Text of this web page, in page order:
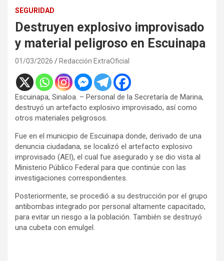
SEGURIDAD
Destruyen explosivo improvisado
y material peligroso en Escuinapa
01/03/2026 Redacción ExtraOficial
Escuinapa, Sinaloa. – Personal de la Secretaría de Marina,
destruyó un artefacto explosivo improvisado, así como
otros materiales peligrosos.
Fue en el municipio de Escuinapa donde, derivado de una
denuncia ciudadana, se localizó el artefacto explosivo
improvisado (AEI), el cual fue asegurado y se dio vista al
Ministerio Público Federal para que continúe con las
investigaciones correspondientes.
Posteriormente, se procedió a su destrucción por el grupo
antibombas integrado por personal altamente capacitado,
para evitar un riesgo a la población. También se destruyó
una cubeta con emulgel.